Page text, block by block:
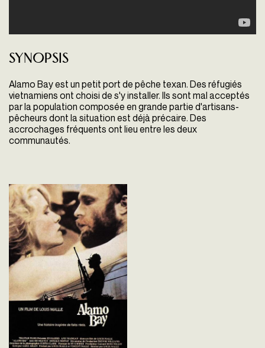
Synopsis
Alamo Bay est un petit port de pêche texan. Des réfugiés
vietnamiens ont choisi de s'y installer. Ils sont mal acceptés
par la population composée en grande partie d'artisans-
pêcheurs dont la situation est déjà précaire. Des
accrochages fréquents ont lieu entre les deux
communautés.